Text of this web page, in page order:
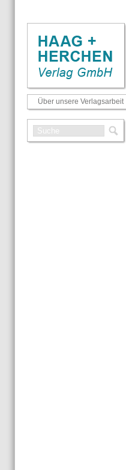
Über unsere Verlagsarbeit